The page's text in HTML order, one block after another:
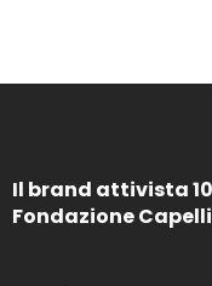
Il brand attivista
Fondazione